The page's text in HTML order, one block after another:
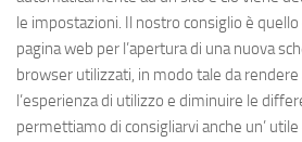
le impostazioni. Il nostro consiglio è
pagina web per l’apertura di una nuova
browser utilizzati, in modo tale da rendere
l’esperienza di utilizzo e diminuire le
permettiamo di consigliarvi anche un’